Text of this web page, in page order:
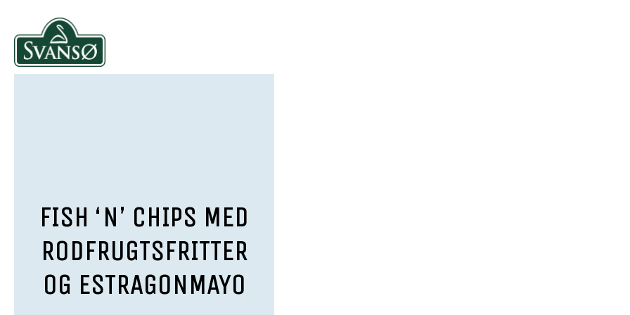
FISH ‘N’ CHIPS MED
RODFRUGTSFRITTER
OG ESTRAGONMAYO